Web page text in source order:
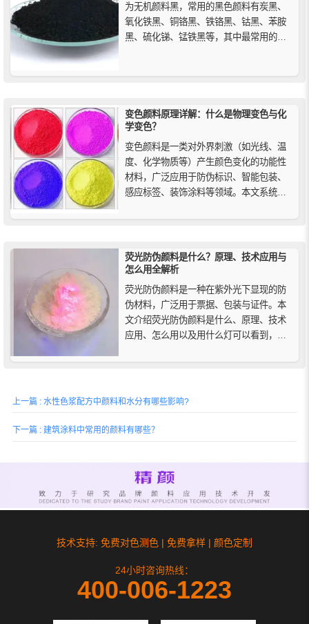
为无机颜料黑，常用的黑色颜料有炭黑、
氧化铁黑、铜铬黑、铁铬黑、钴黑、苯胺
黑、硫化锑、锰铁黑等，其中最常用的是
变色颜料原理详解：什么是物理变色与化
学变色？
变色颜料是一类对外界刺激（如光线、温
度、化学物质等）产生颜色变化的功能性
材料，广泛应用于防伪标识、智能包装、
感应标签、装饰涂料等领域。本文系统解
应用场景与代表性颜料类型，帮助您深入
理解不同变色方式的本质特征，为材...
荧光防伪颜料是什么？原理、技术应用与
怎么用全解析
荧光防伪颜料是一种在紫外光下显现的防
伪材料，广泛用于票据、包装与证件。本
文介绍荧光防伪颜料是什么、原理、技术
应用、怎么用以及用什么灯可以看到，助
上一篇 : 水性色浆配方中颜料和水分有哪些影响?
下一篇 : 建筑涂料中常用的颜料有哪些？
技术支持: 免费对色测色 | 免费拿样 | 颜色定制
24小时咨询热线：
400-006-1223